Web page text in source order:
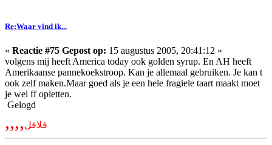
Re:Waar vind ik...
« Reactie #75 Gepost op: 15 augustus 2005, 20:41:12 »
volgens mij heeft America today ook golden syrup. En AH heeft
Amerikaanse pannekoekstroop. Kan je allemaal gebruiken. Je kan t
ook zelf maken.Maar goed als je een hele fragiele taart maakt moet
je wel ff opletten.
Gelogd
,,,,فلافل